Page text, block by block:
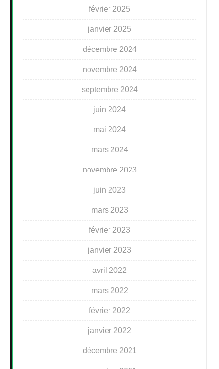
février 2025
janvier 2025
décembre 2024
novembre 2024
septembre 2024
juin 2024
mai 2024
mars 2024
novembre 2023
juin 2023
mars 2023
février 2023
janvier 2023
avril 2022
mars 2022
février 2022
janvier 2022
décembre 2021